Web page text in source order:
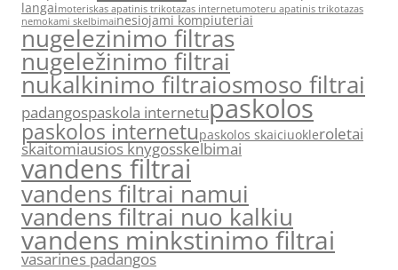
langaimoteriskas apatinis trikotazas internetumoteru apatinis trikotazas
nemokami skelbimainesiojami kompiuteriai
nugelezinimo filtras
nugeležinimo filtrai
nukalkinimo filtraiosmoso filtrai
padangospaskola internetupaskolos
paskolos internetupaskolos skaiciuokleroletai
skaitomiausios knygosskelbimai
vandens filtrai
vandens filtrai namui
vandens filtrai nuo kalkiu
vandens minkstinimo filtrai
vasarines padangos